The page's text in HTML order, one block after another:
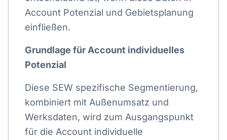
Account Potenzial und Gebietsplanung
einfließen.
Grundlage für Account individuelles
Potenzial
Diese SEW spezifische Segmentierung,
kombiniert mit Außenumsatz und
Werksdaten, wird zum Ausgangspunkt
für die Account individuelle